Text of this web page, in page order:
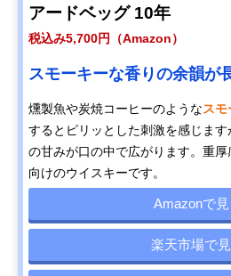
アードベッグ 10年
税込み5,700円（Amazon）
スモーキーな香りの余韻が
燻製魚や炭焼コーヒーのようなスモ
するとピリッとした刺激を感じま
の甘みが口の中で広がります。重
向けのウイスキーです。
Amazonで見
楽天市場で